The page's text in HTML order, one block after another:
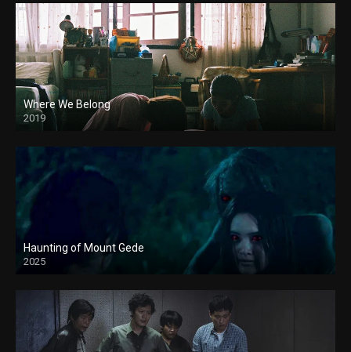
Where We Belong
2019
Haunting of Mount Gede
2025